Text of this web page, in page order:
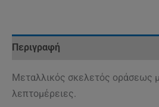
Περιγραφή
Μεταλλικός σκελετός οράσεως
λεπτομέρειες.